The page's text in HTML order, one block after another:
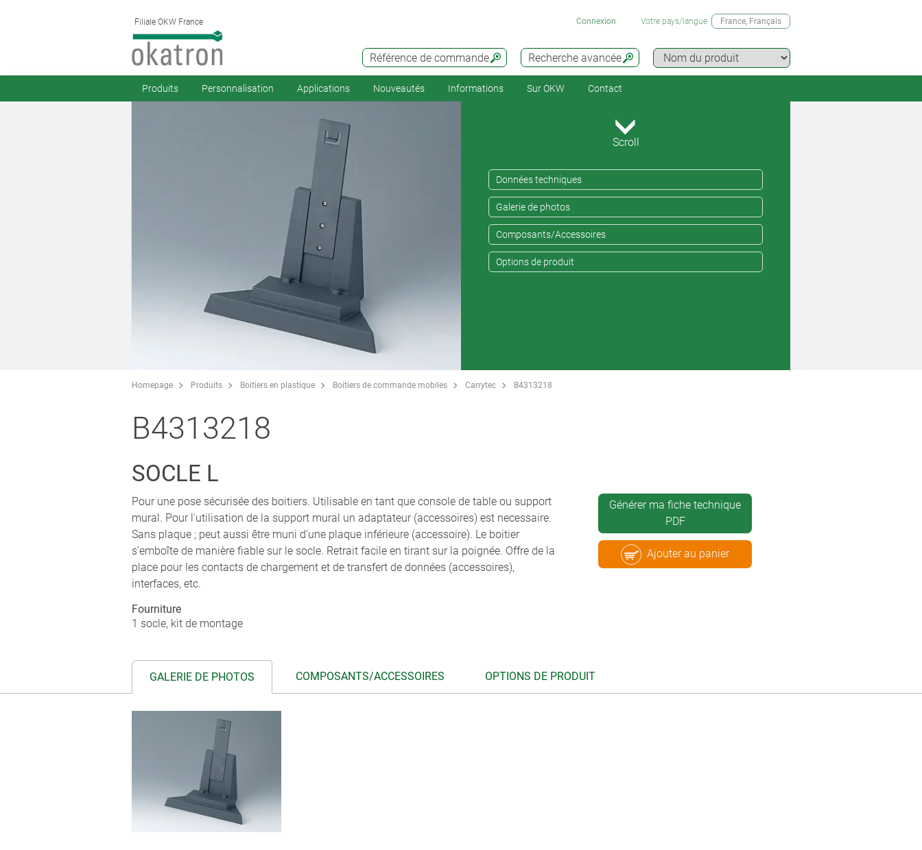
Filiale OKW France
Recherche avancée
Référence de commande
Connexion Votre pays/langue France, Français
Produits Personnalisation Applications Nouveautés Informations Sur OKW Contact
Scroll
Données techniques
Galerie de photos
Composants/Accessoires
Options de produit
Homepage Produits Boitiers en plastique Boitiers de commande mobiles Carrytec B4313218
B4313218
SOCLE L
Pour une pose sécurisée des boitiers. Utilisable en tant que console de table ou support
mural. Pour l'utilisation de la support mural un adaptateur (accessoires) est necessaire.
Sans plaque ; peut aussi être muni d‘une plaque inférieure (accessoire). Le boitier
s’emboîte de manière fiable sur le socle. Retrait facile en tirant sur la poignée. Offre de la
place pour les contacts de chargement et de transfert de données (accessoires),
interfaces, etc.
Fourniture
1 socle, kit de montage
Générer ma fiche technique
PDF
Ajouter au panier
GALERIE DE PHOTOS COMPOSANTS/ACCESSOIRES OPTIONS DE PRODUIT